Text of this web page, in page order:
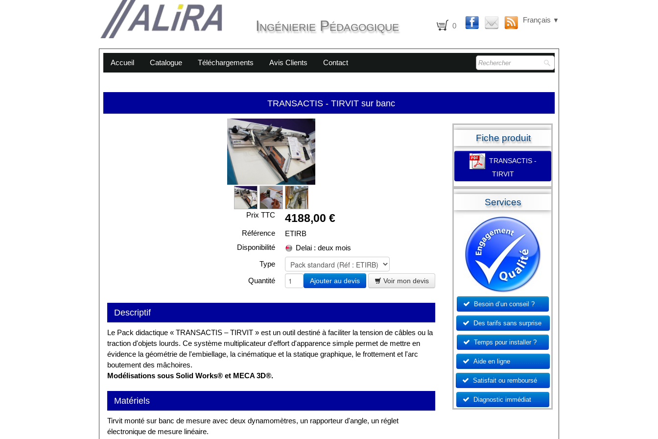
Ingénierie Pédagogique 0
Français ▼
Accueil Catalogue Téléchargements Avis Clients Contact
TRANSACTIS - TIRVIT sur banc
Prix TTC 4188,00 €
Référence
ETIRB
Disponibilité
Delai : deux mois
Type
Quantité
Ajouter au devis Voir mon devis
Descriptif
Le Pack didactique « TRANSACTIS – TIRVIT » est un outil destiné à faciliter la tension de câbles ou la
traction d'objets lourds. Ce système multiplicateur d'effort d'apparence simple permet de mettre en
évidence la géométrie de l'embiellage, la cinématique et la statique graphique, le frottement et l'arc
boutement des mâchoires.
Modélisations sous Solid Works® et MECA 3D®.
Matériels
Tirvit monté sur banc de mesure avec deux dynamomètres, un rapporteur d'angle, un réglet
électronique de mesure linéaire.
Fiche produit
TRANSACTIS -
TIRVIT
Services
Besoin d’un conseil ?
Des tarifs sans surprise.
Temps pour installer ?
Aide en ligne.................
Satisfait ou remboursé
Diagnostic immédiat